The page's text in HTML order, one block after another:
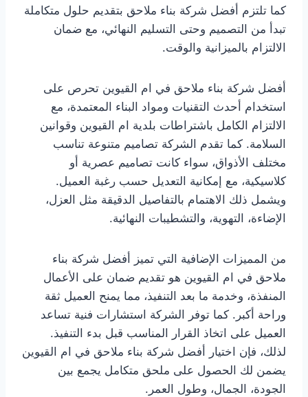
كما تلتزم أفضل شركة بناء ملاحق بتقديم حلول متكاملة
تبدأ من التصميم وحتى التسليم النهائي، مع ضمان
الالتزام بالميزانية والوقت.
أفضل شركة بناء ملاحق في ام القيوين تحرص على
استخدام أحدث التقنيات ومواد البناء المعتمدة، مع
الالتزام الكامل باشتراطات بلدية ام القيوين وقوانين
السلامة. كما تقدم الشركة تصاميم متنوعة تناسب
مختلف الأذواق، سواء كانت تصاميم عصرية أو
كلاسيكية، مع إمكانية التعديل حسب رغبة العميل.
ويشمل ذلك الاهتمام بالتفاصيل الدقيقة مثل العزل،
الإضاءة، التهوية، والتشطيبات النهائية.
من المميزات الإضافية التي تميز أفضل شركة بناء
ملاحق في ام القيوين هو تقديم ضمان على الأعمال
المنفذة، وخدمة ما بعد التنفيذ، مما يمنح العميل ثقة
وراحة أكبر. كما توفر الشركة استشارات فنية تساعد
العميل على اتخاذ القرار المناسب قبل بدء التنفيذ.
لذلك، فإن اختيار أفضل شركة بناء ملاحق في ام القيوين
يضمن لك الحصول على ملحق متكامل يجمع بين
الجودة، الجمال، وطول العمر.